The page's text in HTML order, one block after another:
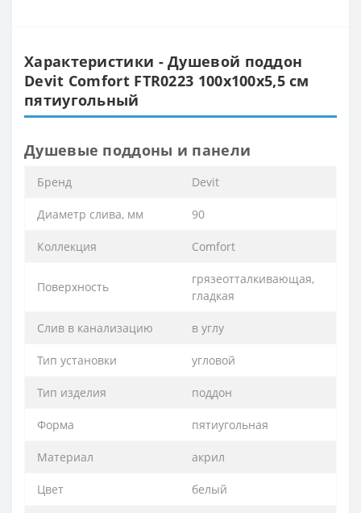
Характеристики - Душевой поддон
Devit Comfort FTR0223 100х100х5,5 см
пятиугольный
Душевые поддоны и панели
Бренд Devit
Диаметр слива, мм 90
Коллекция Comfort
Поверхность
грязеотталкивающая,
гладкая
Слив в канализацию в углу
Тип установки угловой
Тип изделия поддон
Форма пятиугольная
Материал акрил
Цвет белый